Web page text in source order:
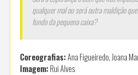
qualquer mal ou será outra maldição
fundo da pequena caixa?
Coreografias:Ana Figueiredo, Joana
Imagem:Rui Alves